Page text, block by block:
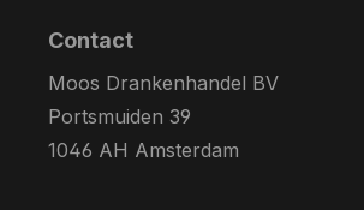
Contact
Moos Drankenhandel BV
Portsmuiden 39
1046 AH Amsterdam